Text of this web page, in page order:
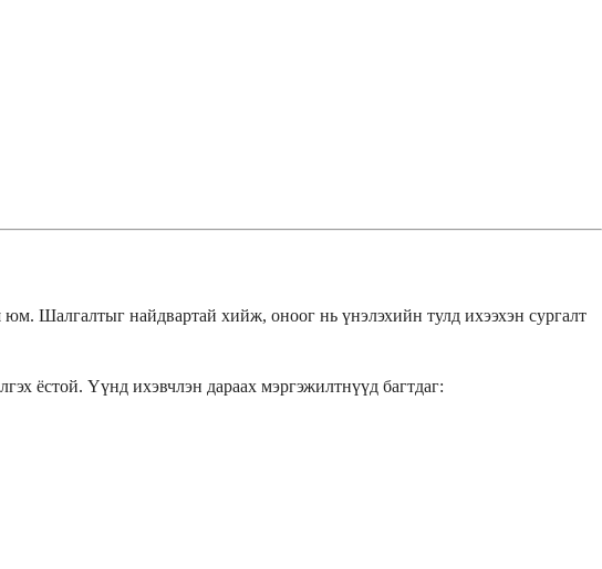
Шалгалтыг найдвартай хийж, оноог нь үнэлэхийн тулд ихээхэн сургалт
ёстой. Үүнд ихэвчлэн дараах мэргэжилтнүүд багтдаг: